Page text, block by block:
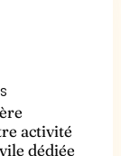
activité
dédiée